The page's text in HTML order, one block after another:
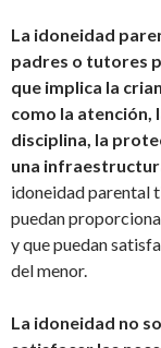
La idoneidad
padres o tutores
que implica la
como la atención,
disciplina, la
una
idoneidad parental
puedan
y que puedan
del menor.
La idoneidad no